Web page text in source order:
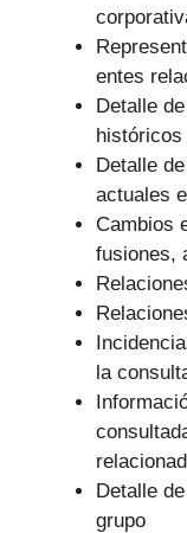
entes
Detalle
históricos
Detalle
actuales
Cambios
fusiones,
la
Detalle
grupo